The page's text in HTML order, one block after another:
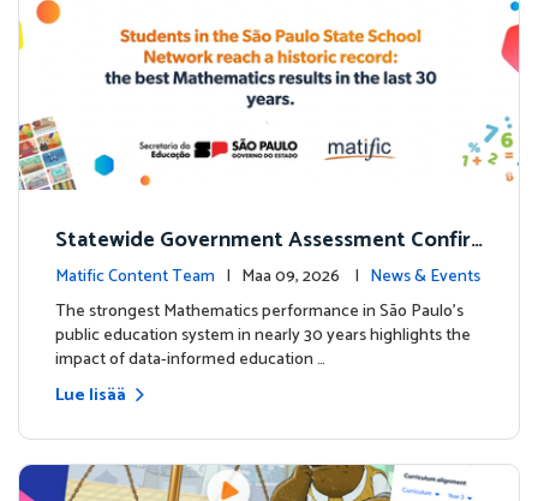
Statewide Government Assessment Confir
ms: Greater Matific Usage Linked to Higher
Math Achievement
Matific Content Team | Maa 09, 2026 | News & Events
The strongest Mathematics performance in São Paulo’s
public education system in nearly 30 years highlights the
impact of data-informed education …
Lue lisää